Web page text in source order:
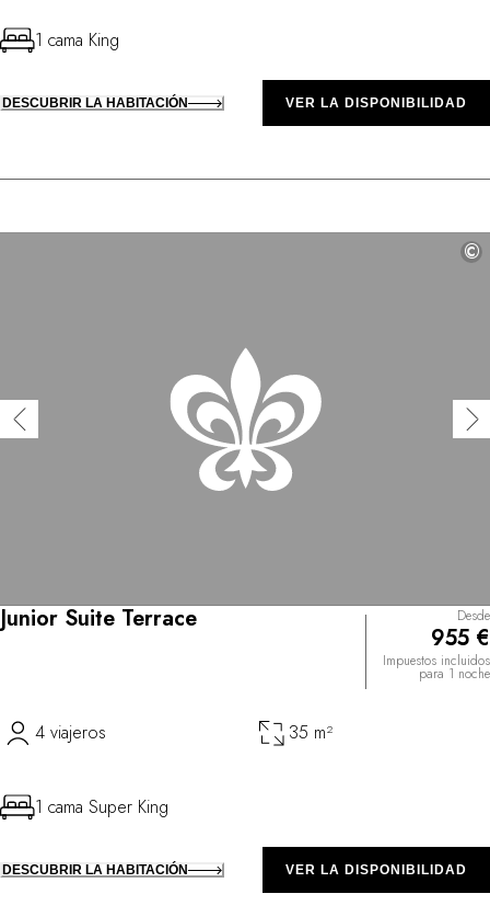
1 cama King
DESCUBRIR LA HABITACIÓN VER LA DISPONIBILIDAD
©
Junior Suite Terrace Desde
955 €
Impuestos incluidos
para 1 noche
4 viajeros 35 m²
1 cama Super King
DESCUBRIR LA HABITACIÓN VER LA DISPONIBILIDAD